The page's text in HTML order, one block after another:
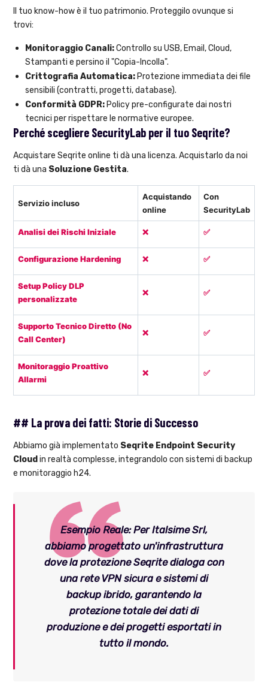
Il tuo know-how è il tuo patrimonio. Proteggilo ovunque si
trovi:
Monitoraggio Canali:Controllo su USB, Email, Cloud,
Stampanti e persino il "Copia-Incolla".
Crittografia Automatica: Protezione immediata dei file
sensibili (contratti, progetti, database).
Conformità GDPR: Policy pre-configurate dai nostri
tecnici per rispettare le normative europee.
Perché scegliere SecurityLab per il tuo Seqrite?
Acquistare Seqrite online ti dà una licenza. Acquistarlo da noi
ti dà una Soluzione Gestita.
Servizio incluso
Acquistando
online
Con
SecurityLab
Analisi dei Rischi Iniziale ❌ ✅
Configurazione Hardening ❌ ✅
Setup Policy DLP
personalizzate
❌ ✅
Supporto Tecnico Diretto (No
Call Center)
❌ ✅
Monitoraggio Proattivo
Allarmi
❌ ✅
## La prova dei fatti: Storie di Successo
Abbiamo già implementato Seqrite Endpoint Security
Cloud in realtà complesse, integrandolo con sistemi di backup
e monitoraggio h24.
Esempio Reale:PerItalsime Srl,
abbiamo progettato un'infrastruttura
dove la protezione Seqrite dialoga con
una rete VPN sicura e sistemi di
backup ibrido, garantendo la
protezione totale dei dati di
produzione e dei progetti esportati in
tutto il mondo.